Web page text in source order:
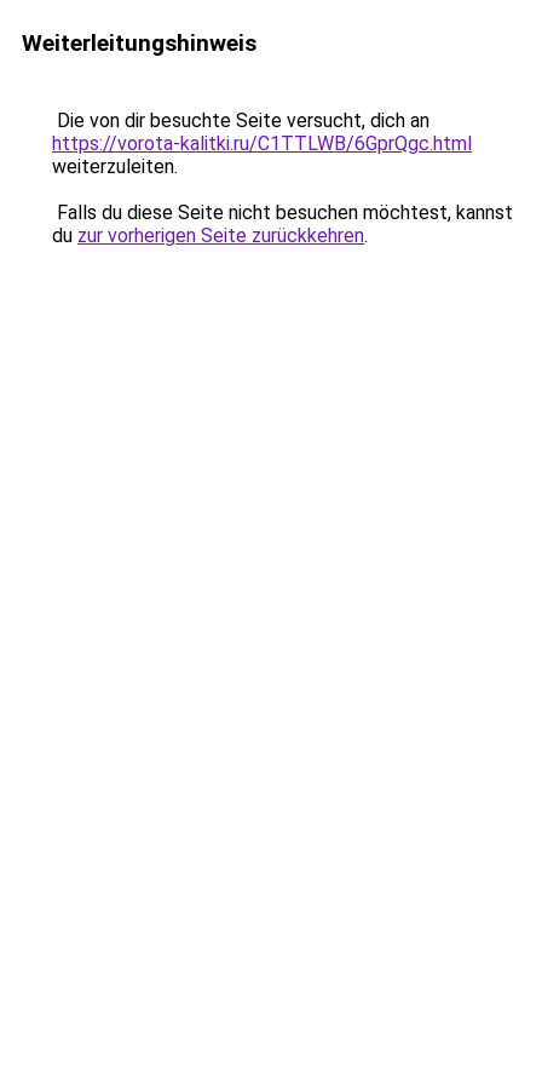
Weiterleitungshinweis
Die von dir besuchte Seite versucht, dich an
https://vorota-kalitki.ru/C1TTLWB/6GprQgc.html
weiterzuleiten.
Falls du diese Seite nicht besuchen möchtest, kannst
du zur vorherigen Seite zurückkehren.